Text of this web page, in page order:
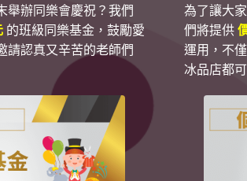
舉辦同樂會慶祝？我們
的班級同樂基金，鼓勵愛
請認真又辛苦的老師們
為了讓大
們將提供
運用，不
冰品店都